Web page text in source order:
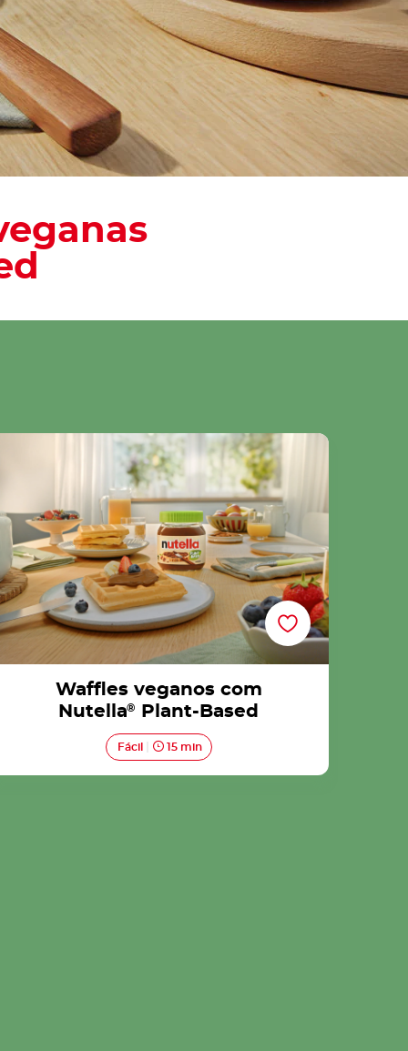
Waffles veganos com Nutella® Plant-Based
Waffles veganos com
Nutella® Plant-Based
Fácil 15 min